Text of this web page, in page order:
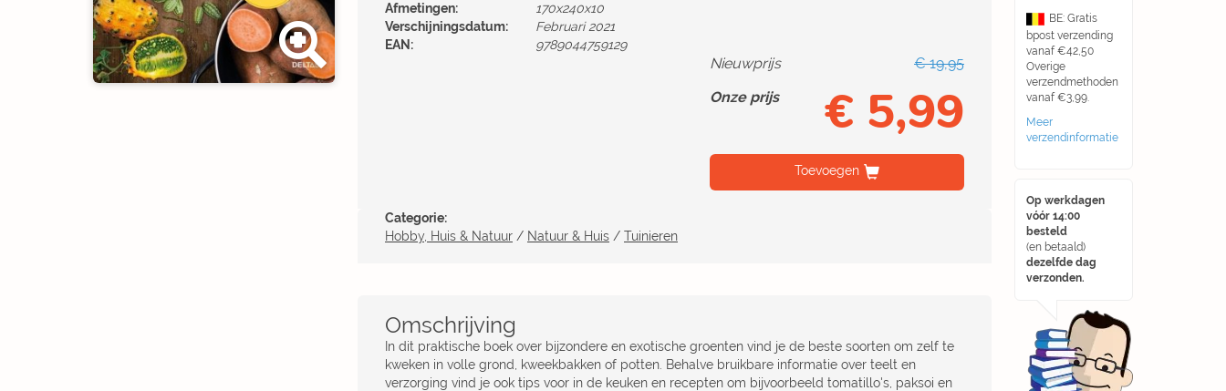
BE: Gratis
bpost verzending
vanaf €42,50
Overige
verzendmethoden
vanaf €3,99.
Meer
verzendinformatie
Op werkdagen
vóór 14:00
besteld
(en betaald)
dezelfde dag
verzonden.
Afmetingen:
170x240x10
Verschijningsdatum:
Februari 2021
EAN:
9789044759129
Nieuwprijs
€ 19,95
Onze prijs
€ 5,99
Toevoegen
Categorie:
Hobby, Huis & Natuur / Natuur & Huis / Tuinieren
Omschrijving
In dit praktische boek over bijzondere en exotische groenten vind je de beste soorten om zelf te
kweken in volle grond, kweekbakken of potten. Behalve bruikbare informatie over teelt en
verzorging vind je ook tips voor in de keuken en recepten om bijvoorbeeld tomatillo's, paksoi en